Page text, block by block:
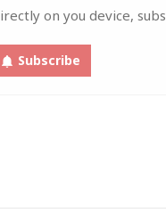
on you device,
Subscribe